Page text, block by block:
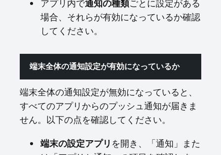
アプリ内で通知の種類ごとに設定がある
場合、それらが有効になっているか確認
してください。
端末全体の通知設定が有効になっているか
端末全体の通知設定が無効になっていると、
すべてのアプリからのプッシュ通知が届きま
せん。以下の点を確認してください。
端末の設定アプリ を開き、「通知」また